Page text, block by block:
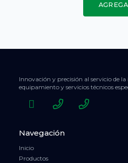
Innovación y precisión al servicio de
equipamiento y servicios técnicos
Navegación
Inicio
Productos